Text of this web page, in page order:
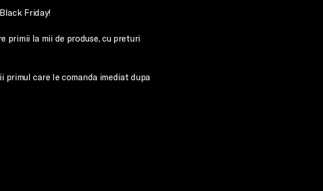
Friday!
primii la mii de produse, cu preturi
primul care le comanda imediat dupa